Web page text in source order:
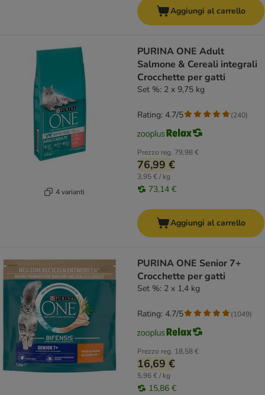
Aggiungi al carrello
4 varianti
PURINA ONE Adult
Salmone & Cereali integrali
Crocchette per gatti
Set %: 2 x 9,75 kg
Prezzo reg. 79,98 €
76,99 €
3,95 € / kg
73,14 €
Rating: 4.7/5 (240)
Aggiungi al carrello
PURINA ONE Senior 7+
Crocchette per gatti
Set %: 2 x 1,4 kg
Prezzo reg. 18,58 €
16,69 €
5,96 € / kg
15,86 €
Rating: 4.7/5 (1049)